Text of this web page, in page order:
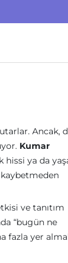
Ancak,
Kumar
hissi ya da
kaybetmeden
ve tanıtım
“bugün ne
fazla yer